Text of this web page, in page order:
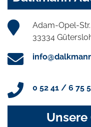
Adam-Opel-Str.
33334
0 52 41 / 6 75